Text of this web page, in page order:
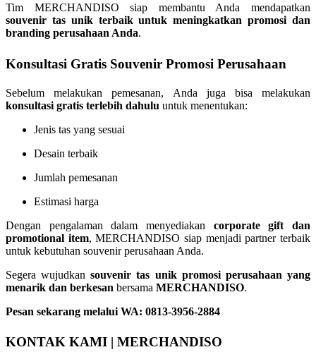
Tim MERCHANDISO siap membantu Anda mendapatkan
souvenir tas unik terbaik untuk meningkatkan promosi dan
branding perusahaan Anda.
Konsultasi Gratis Souvenir Promosi Perusahaan
Sebelum melakukan pemesanan, Anda juga bisa melakukan
konsultasi gratis terlebih dahulu untuk menentukan:
Jenis tas yang sesuai
Desain terbaik
Jumlah pemesanan
Estimasi harga
Dengan pengalaman dalam menyediakan corporate gift dan
promotional item, MERCHANDISO siap menjadi partner terbaik
untuk kebutuhan souvenir perusahaan Anda.
Segera wujudkansouvenir tas unik promosi perusahaan yang
menarik dan berkesan bersama MERCHANDISO.
Pesan sekarang melalui WA: 0813-3956-2884
KONTAK KAMI | MERCHANDISO